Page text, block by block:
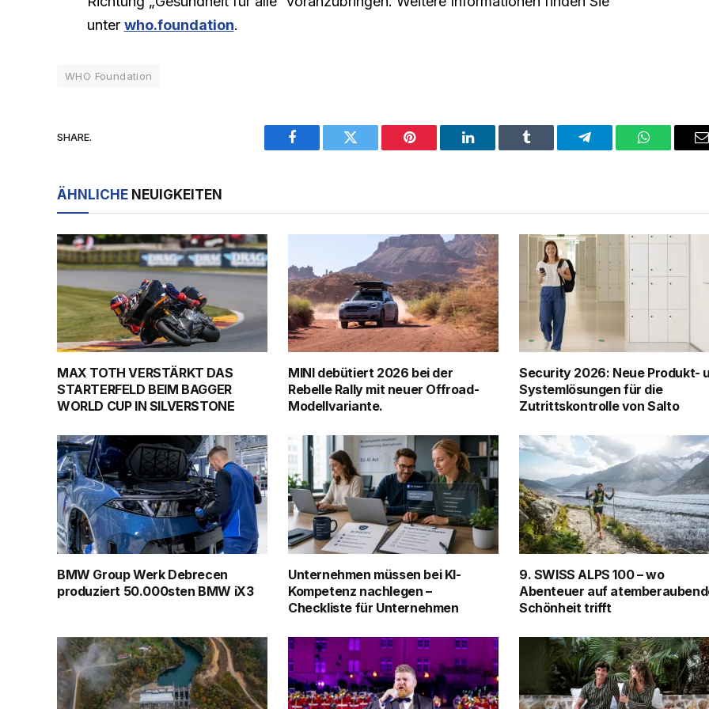
unter who.foundation.
WHO Foundation
SHARE.
Facebook Twitter Pinterest LinkedIn Tumblr Telegram WhatsApp
ÄHNLICHE NEUIGKEITEN
MAX TOTH VERSTÄRKT DAS
STARTERFELD BEIM BAGGER
WORLD CUP IN SILVERSTONE
MINI debütiert 2026 bei der
Rebelle Rally mit neuer Offroad-
Modellvariante.
Security 2026: Neue Produkt-
Systemlösungen für die
Zutrittskontrolle von Salto
BMW Group Werk Debrecen
produziert 50.000sten BMW iX3
Unternehmen müssen bei KI-
Kompetenz nachlegen –
Checkliste für Unternehmen
9. SWISS ALPS 100 – wo
Abenteuer auf
Schönheit trifft